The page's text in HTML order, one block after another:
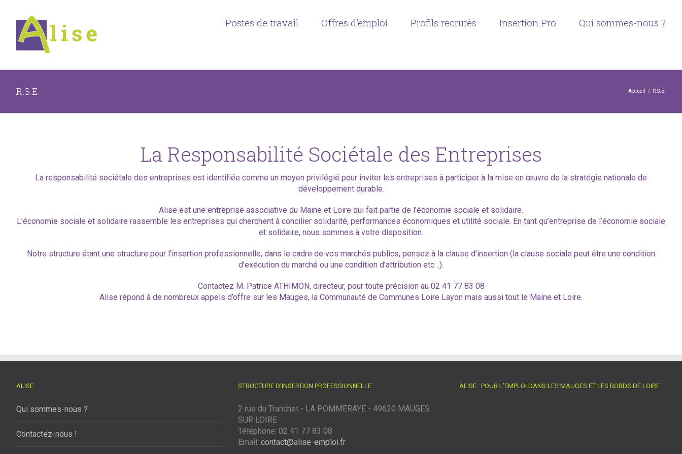
Postes de travail Offres d’emploi Profils recrutés Insertion Pro Qui sommes-nous ?
R.S.E. Accueil / R.S.E.
La Responsabilité Sociétale des Entreprises
La responsabilité sociétale des entreprises est identifiée comme un moyen privilégié pour inviter les entreprises à participer à la mise en œuvre de la stratégie nationale de
développement durable.
Alise est une entreprise associative du Maine et Loire qui fait partie de l’économie sociale et solidaire.
L’économie sociale et solidaire rassemble les entreprises qui cherchent à concilier solidarité, performances économiques et utilité sociale. En tant qu’entreprise de l’économie sociale
et solidaire, nous sommes à votre disposition.
Notre structure étant une structure pour l’insertion professionnelle, dans le cadre de vos marchés publics, pensez à la clause d’insertion (la clause sociale peut être une condition
d’exécution du marché ou une condition d’attribution etc…).
Contactez M. Patrice ATHIMON, directeur, pour toute précision au 02 41 77 83 08
Alise répond à de nombreux appels d’offre sur les Mauges, la Communauté de Communes Loire Layon mais aussi tout le Maine et Loire.
ALISE
Qui sommes-nous ?
Contactez-nous !
STRUCTURE D’INSERTION PROFESSIONNELLE
2 rue du Tranchet - LA POMMERAYE - 49620 MAUGES
SUR LOIRE
Téléphone: 02 41 77 83 08
Email: contact@alise-emploi.fr
ALISE : POUR L’EMPLOI DANS LES MAUGES ET LES BORDS DE LOIRE